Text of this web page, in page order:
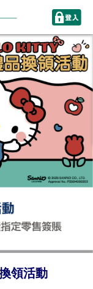
領活動